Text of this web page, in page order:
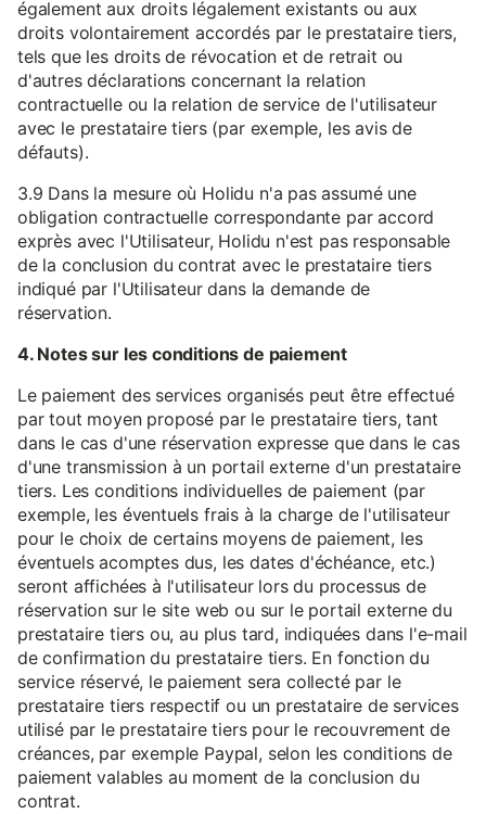
également aux droits légalement existants ou aux
droits volontairement accordés par le prestataire tiers,
tels que les droits de révocation et de retrait ou
d'autres déclarations concernant la relation
contractuelle ou la relation de service de l'utilisateur
avec le prestataire tiers (par exemple, les avis de
défauts).
3.9 Dans la mesure où Holidu n'a pas assumé une
obligation contractuelle correspondante par accord
exprès avec l'Utilisateur, Holidu n'est pas responsable
de la conclusion du contrat avec le prestataire tiers
indiqué par l'Utilisateur dans la demande de
réservation.
4. Notes sur les conditions de paiement
Le paiement des services organisés peut être effectué
par tout moyen proposé par le prestataire tiers, tant
dans le cas d'une réservation expresse que dans le cas
d'une transmission à un portail externe d'un prestataire
tiers. Les conditions individuelles de paiement (par
exemple, les éventuels frais à la charge de l'utilisateur
pour le choix de certains moyens de paiement, les
éventuels acomptes dus, les dates d'échéance, etc.)
seront affichées à l'utilisateur lors du processus de
réservation sur le site web ou sur le portail externe du
prestataire tiers ou, au plus tard, indiquées dans l'e-mail
de confirmation du prestataire tiers. En fonction du
service réservé, le paiement sera collecté par le
prestataire tiers respectif ou un prestataire de services
utilisé par le prestataire tiers pour le recouvrement de
créances, par exemple Paypal, selon les conditions de
paiement valables au moment de la conclusion du
contrat.